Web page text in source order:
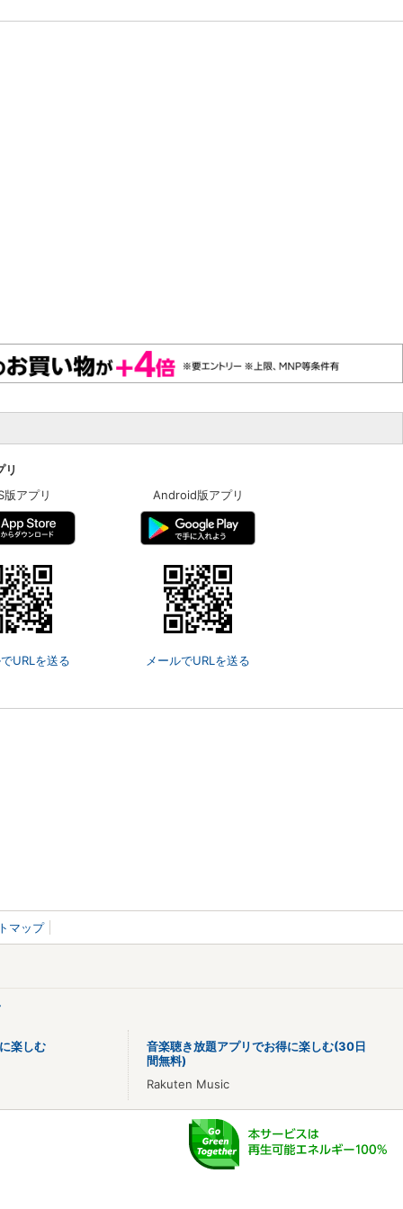
版アプリ
URLを送る
Android版アプリ
メールでURLを送る
マップ
楽しむ
音楽聴き放題アプリでお得に楽しむ(30日
間無料)
Rakuten Music